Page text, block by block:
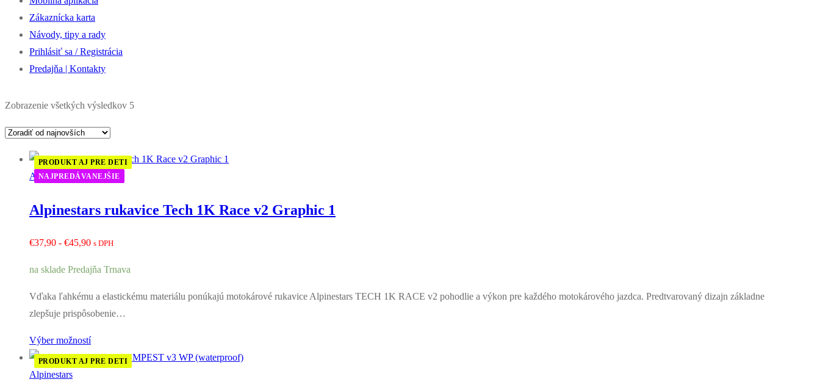
Zákaznícka karta
Návody, tipy a rady
Prihlásiť sa / Registrácia
Predajňa | Kontakty
Zobrazenie všetkých výsledkov 5Zoradené
Alpinestars
PRODUKT AJ PRE DETI
NAJPREDÁVANEJŠIE
Alpinestars rukavice Tech 1K Race v2 Graphic 1
€37,90 - €45,90Rozpětí
€37,90
až
€45,90
s DPH
na sklade Predajňa Trnava
Vďaka ľahkému a elastickému materiálu ponúkajú motokárové rukavice Alpinestars TECH 1K RACE v2 pohodlie a výkon pre každého motokárového jazdca. Predtvarovaný dizajn základne
zlepšuje prispôsobenie…
Výber možností
Alpinestars
PRODUKT AJ PRE DETI